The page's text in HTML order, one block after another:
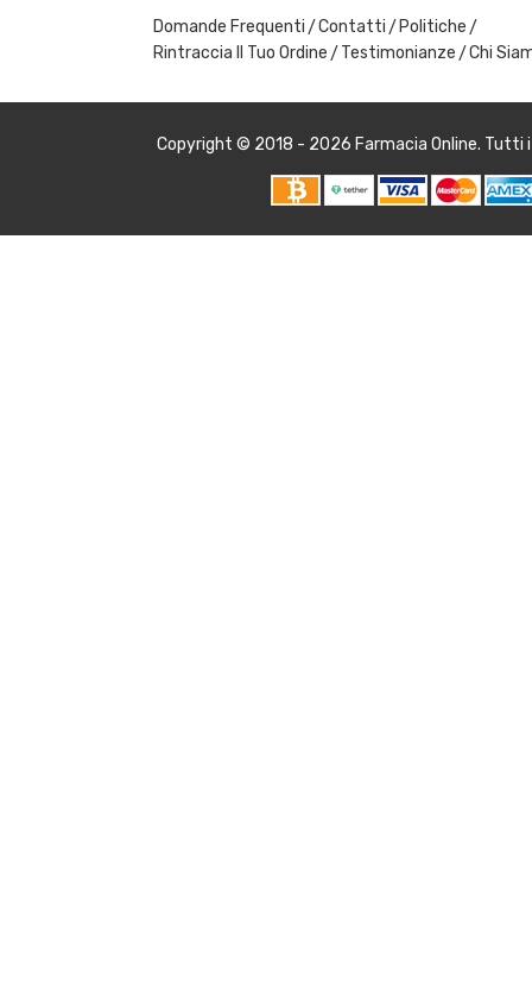
Domande Frequenti Contatti
Politiche
Rintraccia Il Tuo Ordine
Testimonianze Chi
Copyright © 2018 - 2026 Farmacia Online. Tutti